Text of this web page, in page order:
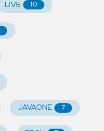
LIVE 10
JAVAONE 7